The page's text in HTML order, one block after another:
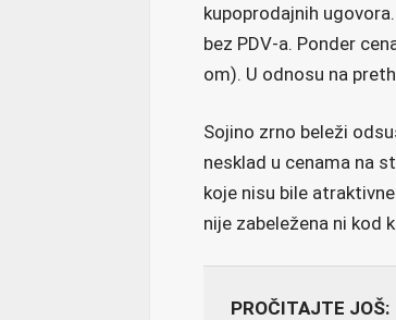
kupoprodajnih
bez PDV-a. Ponder
om). U odnosu na
Sojino zrno beleži
nesklad u cenama na
koje nisu bile
nije zabeležena ni kod
PROČITAJTE JOŠ: